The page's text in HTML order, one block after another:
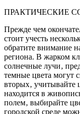
ПРАКТИЧЕСКИЕ
Прежде чем
стоит учесть
обратите внимание
региона. В жарком
солнечные лучи‚
темные цвета могут
вторых‚ учитывайте
находится в
полем‚ выбирайте
городской среде